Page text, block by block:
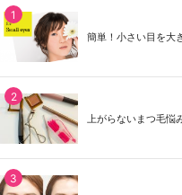
簡単！小さい目を大
上がらないまつ毛悩